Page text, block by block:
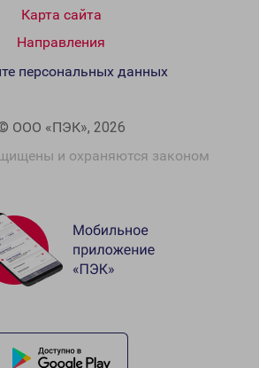
Карта сайта
Направления
ООО «ПЭК», 2026
и охраняются законом
персональных данных